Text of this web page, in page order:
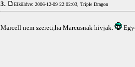
3. Elküldve: 2006-12-09 22:02:03, Triple Dragon
Marcell nem szereti,ha Marcusnak hivjak.